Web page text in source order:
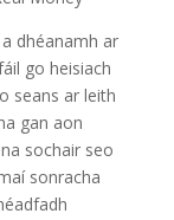
dhéanamh ar
go heisiach
seans ar leith
gan aon
sochair seo
sonracha